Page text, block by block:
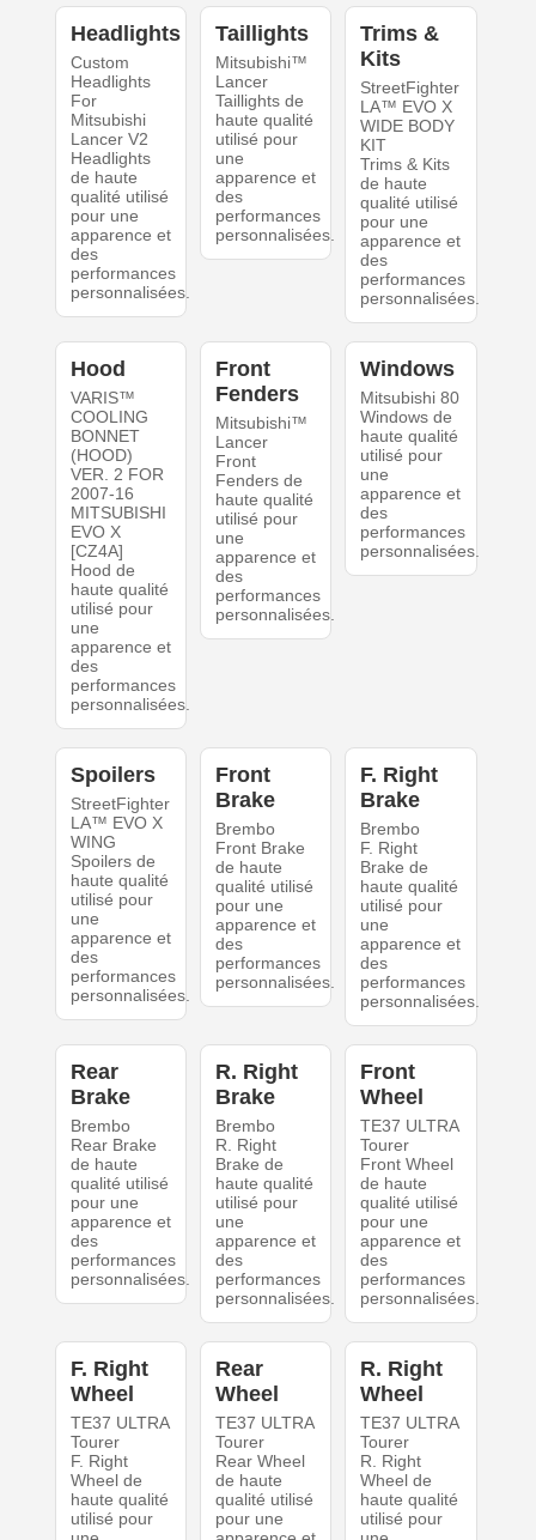
Headlights
Custom
Headlights
For
Mitsubishi
Lancer V2
Headlights
de haute
qualité utilisé
pour une
apparence et
des
performances
personnalisées.
Taillights
Mitsubishi™
Lancer
Taillights de
haute qualité
utilisé pour
une
apparence et
des
performances
personnalisées.
Trims &
Kits
StreetFighter
LA™ EVO X
WIDE BODY
KIT
Trims & Kits
de haute
qualité utilisé
pour une
apparence et
des
performances
personnalisées.
Hood
VARIS™
COOLING
BONNET
(HOOD)
VER. 2 FOR
2007-16
MITSUBISHI
EVO X
[CZ4A]
Hood de
haute qualité
utilisé pour
une
apparence et
des
performances
personnalisées.
Front
Fenders
Mitsubishi™
Lancer
Front
Fenders de
haute qualité
utilisé pour
une
apparence et
des
performances
personnalisées.
Windows
Mitsubishi 80
Windows de
haute qualité
utilisé pour
une
apparence et
des
performances
personnalisées.
Spoilers
StreetFighter
LA™ EVO X
WING
Spoilers de
haute qualité
utilisé pour
une
apparence et
des
performances
personnalisées.
Front
Brake
Brembo
Front Brake
de haute
qualité utilisé
pour une
apparence et
des
performances
personnalisées.
F. Right
Brake
Brembo
F. Right
Brake de
haute qualité
utilisé pour
une
apparence et
des
performances
personnalisées.
Rear
Brake
Brembo
Rear Brake
de haute
qualité utilisé
pour une
apparence et
des
performances
personnalisées.
R. Right
Brake
Brembo
R. Right
Brake de
haute qualité
utilisé pour
une
apparence et
des
performances
personnalisées.
Front
Wheel
TE37 ULTRA
Tourer
Front Wheel
de haute
qualité utilisé
pour une
apparence et
des
performances
personnalisées.
F. Right
Wheel
TE37 ULTRA
Tourer
F. Right
Wheel de
haute qualité
utilisé pour
Rear
Wheel
TE37 ULTRA
Tourer
Rear Wheel
de haute
qualité utilisé
pour une
R. Right
Wheel
TE37 ULTRA
Tourer
R. Right
Wheel de
haute qualité
utilisé pour